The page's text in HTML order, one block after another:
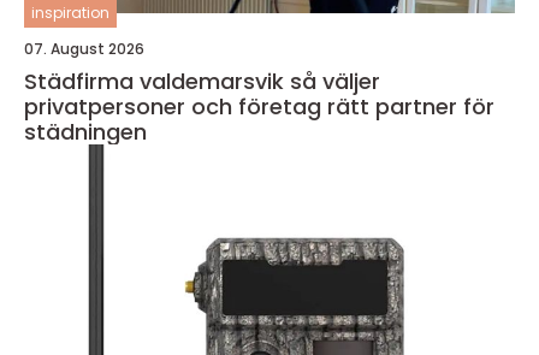
inspiration
07. August 2026
Städfirma valdemarsvik så väljer
privatpersoner och företag rätt partner för
städningen